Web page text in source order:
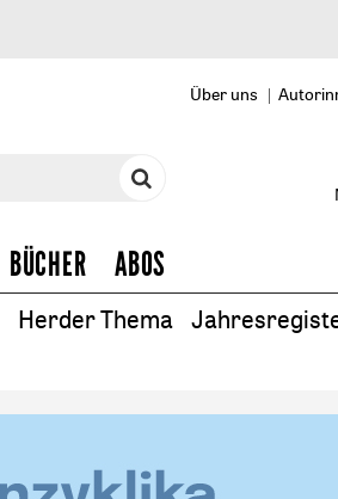
Über uns
BÜCHER ABOS
Herder Thema